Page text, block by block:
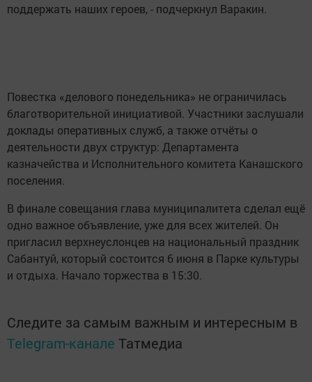
поддержать наших героев, - подчеркнул Варакин.
Повестка «делового понедельника» не ограничилась
благотворительной инициативой. Участники заслушали
доклады оперативных служб, а также отчёты о
деятельности двух структур: Департамента
казначейства и Исполнительного комитета Канашского
поселения.
В финале совещания глава муниципалитета сделал ещё
одно важное объявление, уже для всех жителей. Он
пригласил верхнеуслонцев на национальный праздник
Сабантуй, который состоится 6 июня в Парке культуры
и отдыха. Начало торжества в 15:30.
Следите за самым важным и интересным в
Telegram-канале Татмедиа